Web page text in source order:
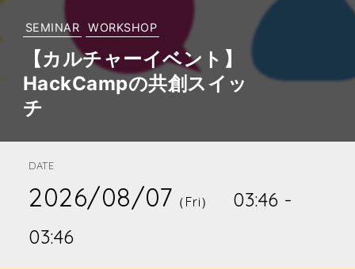
SEMINAR WORKSHOP
【カルチャーイベント】
HackCampの共創スイッ
チ
DATE
2026/08/07 （Fri）
03:46 -
03:46